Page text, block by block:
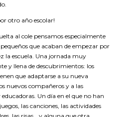
otro año escolar!
al cole pensamos especialmente
que acaban de empezar por
la escuela. Una jornada muy
y llena de descubrimientos: los
que adaptarse a su nueva
nuevos compañeros y a las
Un día en el que no han
las canciones, las actividades